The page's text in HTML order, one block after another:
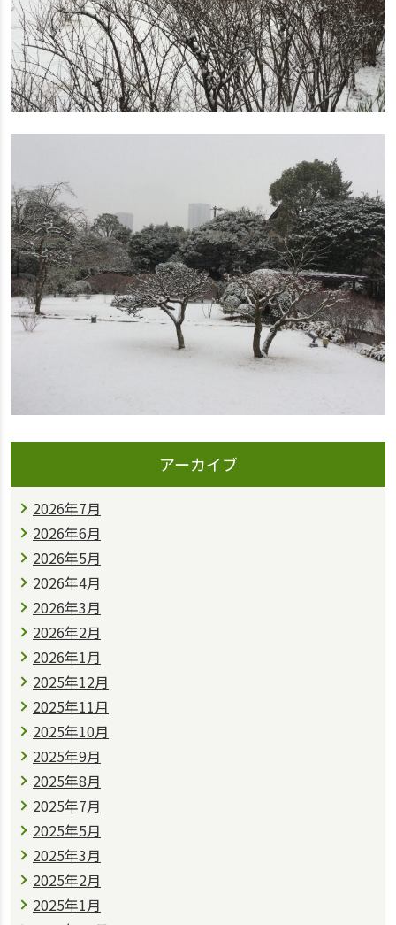
アーカイブ
2026年7月
2026年6月
2026年5月
2026年4月
2026年3月
2026年2月
2026年1月
2025年12月
2025年11月
2025年10月
2025年9月
2025年8月
2025年7月
2025年5月
2025年3月
2025年2月
2025年1月